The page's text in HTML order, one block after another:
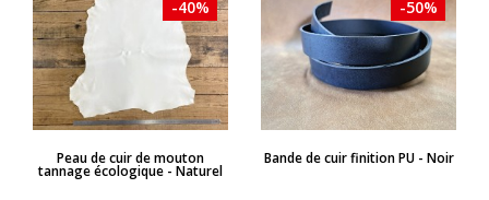
APERÇU RAPIDE
-40%
Peau de cuir de mouton
tannage écologique - Naturel
APERÇU RAPIDE
-50%
Bande de cuir finition PU - Noir